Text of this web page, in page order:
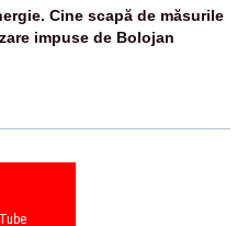
Cine scapă de măsurile
impuse de Bolojan